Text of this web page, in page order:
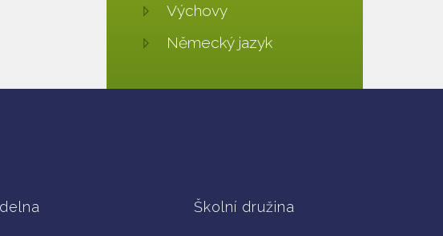
Výchovy
Německý jazyk
Školní družina